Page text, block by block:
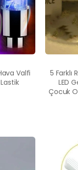
Valfi
5 Farklı
LED
Çocuk